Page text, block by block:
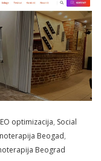
optimizacija, Social
Beogad,
Beograd